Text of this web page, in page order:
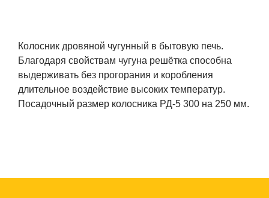
Колосник дровяной чугунный в бытовую печь.
Благодаря свойствам чугуна решётка способна
выдерживать без прогорания и коробления
длительное воздействие высоких температур.
Посадочный размер колосника РД-5 300 на 250 мм.